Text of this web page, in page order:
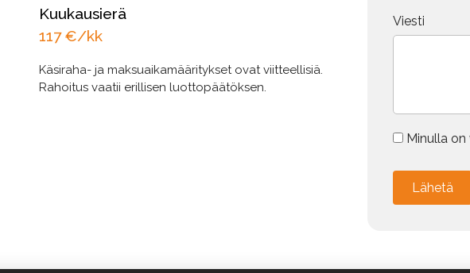
Kuukausierä
117€/kk
Käsiraha- ja maksuaikamääritykset ovat viitteellisiä.
Rahoitus vaatii erillisen luottopäätöksen.
Viesti
Minulla
Vaihdokin